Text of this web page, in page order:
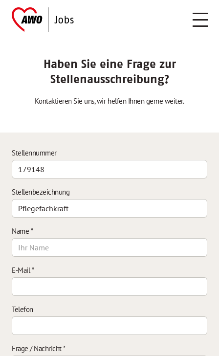
Haben Sie eine Frage zur
Stellenausschreibung?
Kontaktieren Sie uns, wir helfen Ihnen gerne weiter.
Stellennummer
Stellenbezeichnung
Name *
E-Mail*
Telefon
Frage / Nachricht*